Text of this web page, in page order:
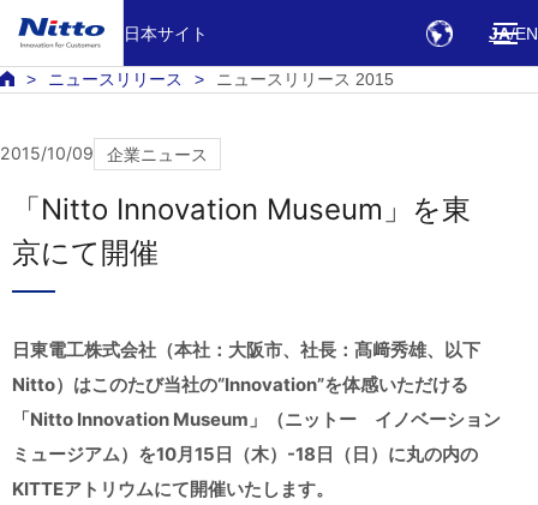
日本サイト JA EN
ニュースリリース ニュースリリース 2015
2015/10/09 企業ニュース
「Nitto Innovation Museum」を東
京にて開催
日東電工株式会社（本社：大阪市、社長：髙﨑秀雄、以下
Nitto）はこのたび当社の“Innovation”を体感いただける
「Nitto Innovation Museum」（ニットー イノベーション
ミュージアム）を10月15日（木）-18日（日）に丸の内の
KITTEアトリウムにて開催いたします。